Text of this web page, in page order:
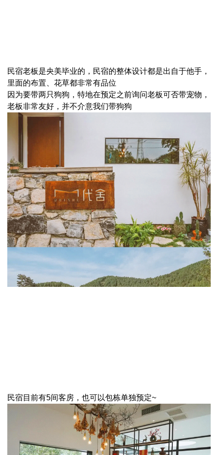
民宿老板是央美毕业的，民宿的整体设计都是出自于他手，
里面的布置、花草都非常有品位
因为要带两只狗狗，特地在预定之前询问老板可否带宠物，
老板非常友好，并不介意我们带狗狗
民宿目前有5间客房，也可以包栋单独预定~